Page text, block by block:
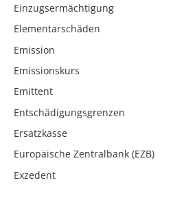
Einzugsermächtigung
Elementarschäden
Emission
Emissionskurs
Emittent
Entschädigungsgrenzen
Ersatzkasse
Europäische Zentralbank (EZB)
Exzedent